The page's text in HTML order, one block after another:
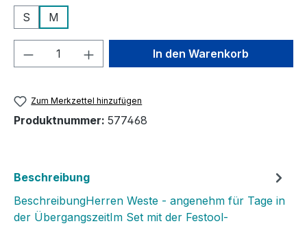
S
M
Produkt Anzahl: Gib denIn den Warenkorb
Zum Merkzettel hinzufügen
Produktnummer: 577468
Beschreibung
BeschreibungHerren Weste - angenehm für Tage in
der ÜbergangszeitIm Set mit der Festool-